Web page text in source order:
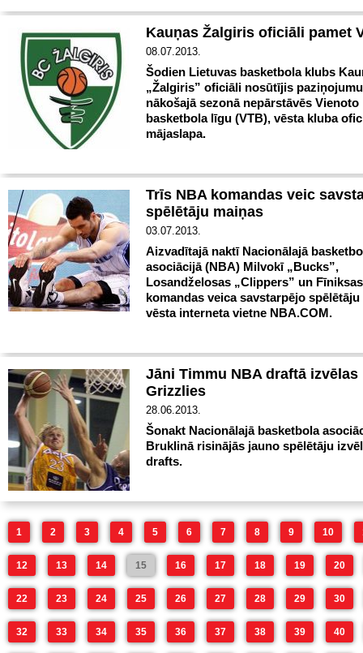
Kauņas Žalgiris oficiāli pamet
08.07.2013.
Šodien Lietuvas basketbola klubs
„Žalgiris” oficiāli nosūtījis
nākošajā sezonā nepārstāvēs Vienoto
basketbola līgu (VTB), vēsta kluba
mājaslapa.
Trīs NBA komandas veic
spēlētāju maiņas
03.07.2013.
Aizvadītajā naktī Nacionālajā
asociācijā (NBA) Milvokī „Bucks”,
Losandželosas „Clippers” un
komandas veica savstarpējo spēlētāju
vēsta interneta vietne NBA.COM.
Jāni Timmu NBA draftā izvēlas
Grizzlies
28.06.2013.
Šonakt Nacionālajā basketbola
Bruklinā risinājās jauno spēlētāju
drafts.
1 2 3 4 5 6 7 8 9 10
12 13 14 15 16 17 18 19 20
22 23 24 25 26 27 28 29 30
32 33 34 35 36 37 38 39 40